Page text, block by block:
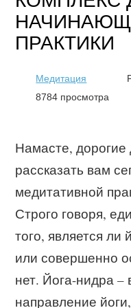
ПРАКТИКИ
Медитация
8784 просмотра
Намасте,
рассказать вам
медитативной
Строго говоря,
того, является
или совершенно
нет. Йога-нидра
направление